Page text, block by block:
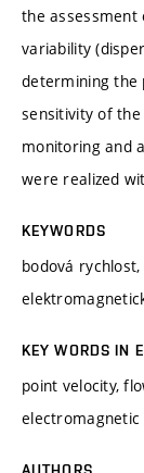
the assessment
variability
determining the
sensitivity of
monitoring and
were realized
KEYWORDS
bodová
KEY WORDS IN
point velocity,
electromagnetic
AUTHORS